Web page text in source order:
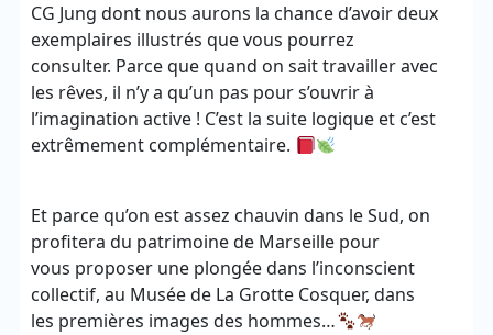
CG Jung dont nous aurons la chance d’avoir deux
exemplaires illustrés que vous pourrez
consulter. Parce que quand on sait travailler avec
les rêves, il n’y a qu’un pas pour s’ouvrir à
l’imagination active ! C’est la suite logique et c’est
extrêmement complémentaire.
Et parce qu’on est assez chauvin dans le Sud, on
profitera du patrimoine de Marseille pour
vous proposer une plongée dans l’inconscient
collectif, au Musée de La Grotte Cosquer, dans
les premières images des hommes…